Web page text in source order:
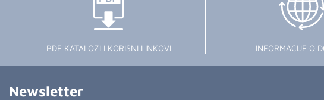
PDF KATALOZI I KORISNI LINKOVI INFORMACIJE O
Newsletter